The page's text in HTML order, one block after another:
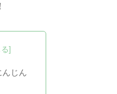
んじん